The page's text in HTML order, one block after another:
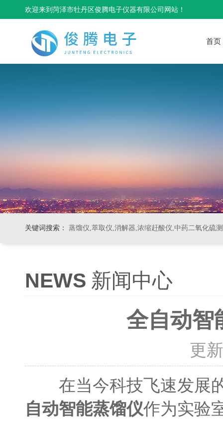
欢迎来到菏泽市牡丹区俊腾电子仪器有限公司网站！
首页
关键词搜索： 蒸馏仪,萃取仪,消解器,浓缩赶酸仪,中药二氧化硫
NEWS 新闻中心
全自动智
更新
在当今科技飞速发展的
自动智能蒸馏仪作为实验